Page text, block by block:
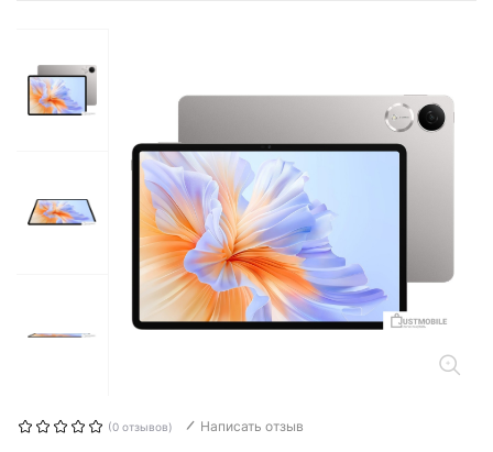
(0 отзывов) Написать отзыв